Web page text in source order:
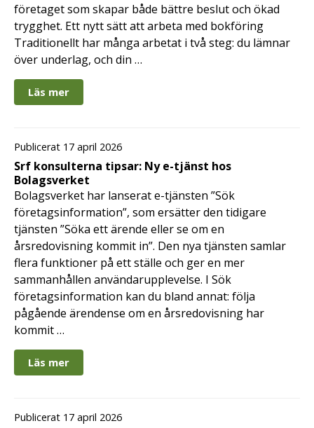
företaget som skapar både bättre beslut och ökad
trygghet. Ett nytt sätt att arbeta med bokföring
Traditionellt har många arbetat i två steg: du lämnar
över underlag, och din …
Läs mer
Publicerat 17 april 2026
Srf konsulterna tipsar: Ny e-tjänst hos
Bolagsverket
Bolagsverket har lanserat e-tjänsten ”Sök
företagsinformation”, som ersätter den tidigare
tjänsten ”Söka ett ärende eller se om en
årsredovisning kommit in”. Den nya tjänsten samlar
flera funktioner på ett ställe och ger en mer
sammanhållen användarupplevelse. I Sök
företagsinformation kan du bland annat: följa
pågående ärendense om en årsredovisning har
kommit …
Läs mer
Publicerat 17 april 2026